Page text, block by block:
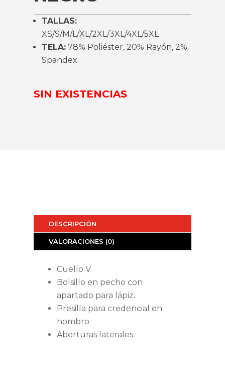
TALLAS:
XS/S/M/L/XL/2XL/3XL/4XL/5XL
TELA: 78% Poliéster, 20% Rayón, 2%
Spandex.
SIN EXISTENCIAS
DESCRIPCIÓN
VALORACIONES (0)
Cuello V.
Bolsillo en pecho con
apartado para lápiz.
Presilla para credencial en
hombro.
Aberturas laterales.